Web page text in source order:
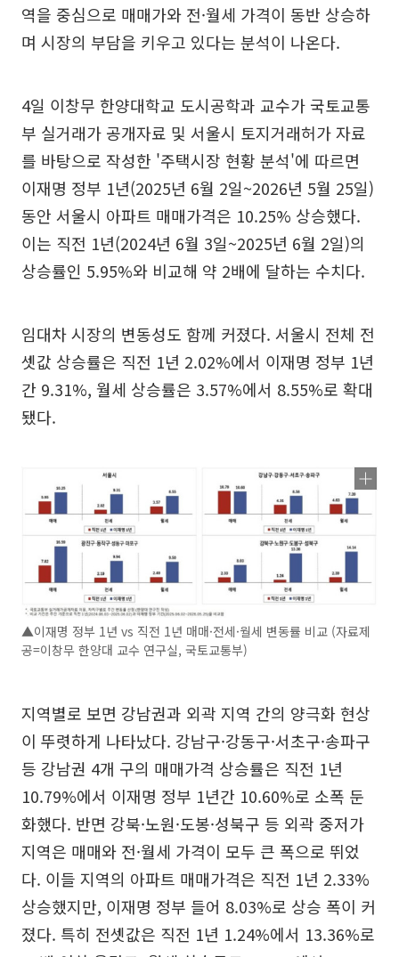
역을 중심으로 매매가와 전·월세 가격이 동반 상승하
며 시장의 부담을 키우고 있다는 분석이 나온다.
4일 이창무 한양대학교 도시공학과 교수가 국토교통
부 실거래가 공개자료 및 서울시 토지거래허가 자료
를 바탕으로 작성한 '주택시장 현황 분석'에 따르면
이재명 정부 1년(2025년 6월 2일~2026년 5월 25일)
동안 서울시 아파트 매매가격은 10.25% 상승했다.
이는 직전 1년(2024년 6월 3일~2025년 6월 2일)의
상승률인 5.95%와 비교해 약 2배에 달하는 수치다.
임대차 시장의 변동성도 함께 커졌다. 서울시 전체 전
셋값 상승률은 직전 1년 2.02%에서 이재명 정부 1년
간 9.31%, 월세 상승률은 3.57%에서 8.55%로 확대
됐다.
▲이재명 정부 1년 vs 직전 1년 매매·전세·월세 변동률 비교 (자료제
공=이창무 한양대 교수 연구실, 국토교통부)
지역별로 보면 강남권과 외곽 지역 간의 양극화 현상
이 뚜렷하게 나타났다. 강남구·강동구·서초구·송파구
등 강남권 4개 구의 매매가격 상승률은 직전 1년
10.79%에서 이재명 정부 1년간 10.60%로 소폭 둔
화했다. 반면 강북·노원·도봉·성북구 등 외곽 중저가
지역은 매매와 전·월세 가격이 모두 큰 폭으로 뛰었
다. 이들 지역의 아파트 매매가격은 직전 1년 2.33%
상승했지만, 이재명 정부 들어 8.03%로 상승 폭이 커
졌다. 특히 전셋값은 직전 1년 1.24%에서 13.36%로